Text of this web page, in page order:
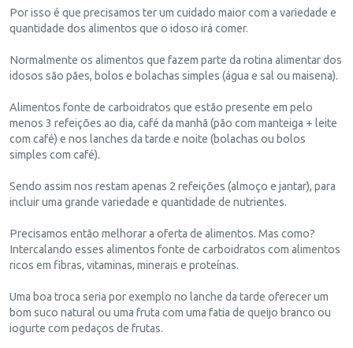
Por isso é que precisamos ter um cuidado maior com a variedade e
quantidade dos alimentos que o idoso irá comer.
Normalmente os alimentos que fazem parte da rotina alimentar dos
idosos são pães, bolos e bolachas simples (água e sal ou maisena).
Alimentos fonte de carboidratos que estão presente em pelo
menos 3 refeições ao dia, café da manhã (pão com manteiga + leite
com café) e nos lanches da tarde e noite (bolachas ou bolos
simples com café).
Sendo assim nos restam apenas 2 refeições (almoço e jantar), para
incluir uma grande variedade e quantidade de nutrientes.
Precisamos então melhorar a oferta de alimentos. Mas como?
Intercalando esses alimentos fonte de carboidratos com alimentos
ricos em fibras, vitaminas, minerais e proteínas.
Uma boa troca seria por exemplo no lanche da tarde oferecer um
bom suco natural ou uma fruta com uma fatia de queijo branco ou
iogurte com pedaços de frutas.